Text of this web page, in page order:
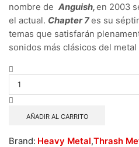
nombre de Anguish,en 2003
el actual. Chapter 7es su
temas que satisfarán
sonidos más clásicos del
cantidad
AÑADIR AL CARRITO
Brand: Heavy Metal,Thrash